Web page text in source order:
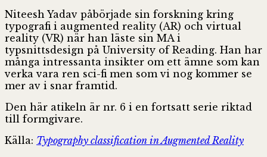
Niteesh Yadav påbörjade sin forskning kring
typografi i augmented reality (AR) och virtual
reality (VR) när han läste sin MA i
typsnittsdesign på University of Reading. Han har
många intressanta insikter om ett ämne som kan
verka vara ren sci-fi men som vi nog kommer se
mer av i snar framtid.
Den här atikeln är nr. 6 i en fortsatt serie riktad
till formgivare.
Källa: Typography classification in Augmented Reality